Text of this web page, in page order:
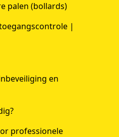
palen (bollards)
|
en
professionele